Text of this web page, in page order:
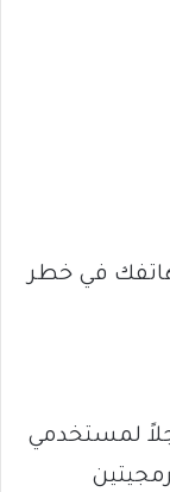
هاتفك في خطر
لمستخدمي